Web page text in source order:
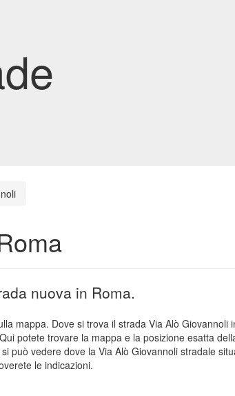
nuova in Roma.
mappa. Dove si trova il strada Via Alò
potete trovare la mappa e la posizione esatta
può vedere dove la Via Alò Giovannoli stradale
le indicazioni.